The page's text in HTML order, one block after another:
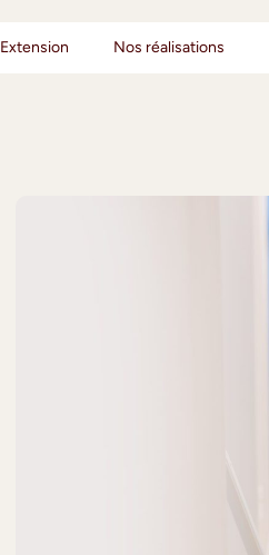
Extension Nos réalisations